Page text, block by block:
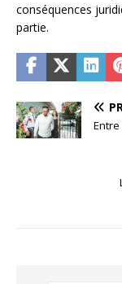
conséquences
partie.